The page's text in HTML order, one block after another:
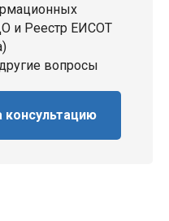
и Реестр ЕИСОТ
вопросы
консультацию